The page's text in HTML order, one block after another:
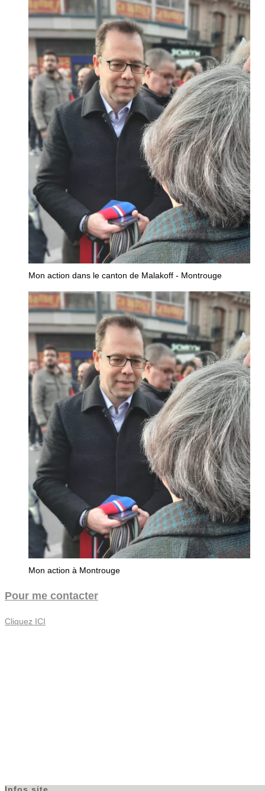
Mon action dans le canton de Malakoff - Montrouge
Mon action à Montrouge
Pour me contacter
Cliquez ICI